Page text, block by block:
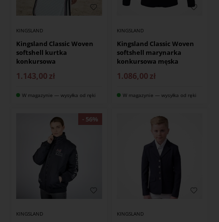
KINGSLAND
Kingsland Classic Woven
softshell kurtka
konkursowa
1.143,00 zł
W magazynie — wysyłka od ręki
KINGSLAND
Kingsland Classic Woven
softshell marynarka
konkursowa męska
1.086,00 zł
W magazynie — wysyłka od ręki
KINGSLAND KINGSLAND